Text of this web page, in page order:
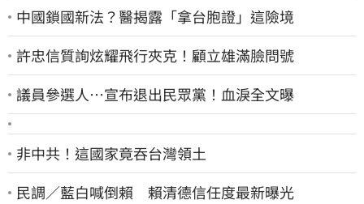
中國鎖國新法？醫揭露「拿台胞證」這險境
許忠信質詢炫耀飛行夾克！顧立雄滿臉問號
議員參選人…宣布退出民眾黨！血淚全文曝
非中共！這國家竟吞台灣領土
民調／藍白喊倒賴 賴清德信任度最新曝光